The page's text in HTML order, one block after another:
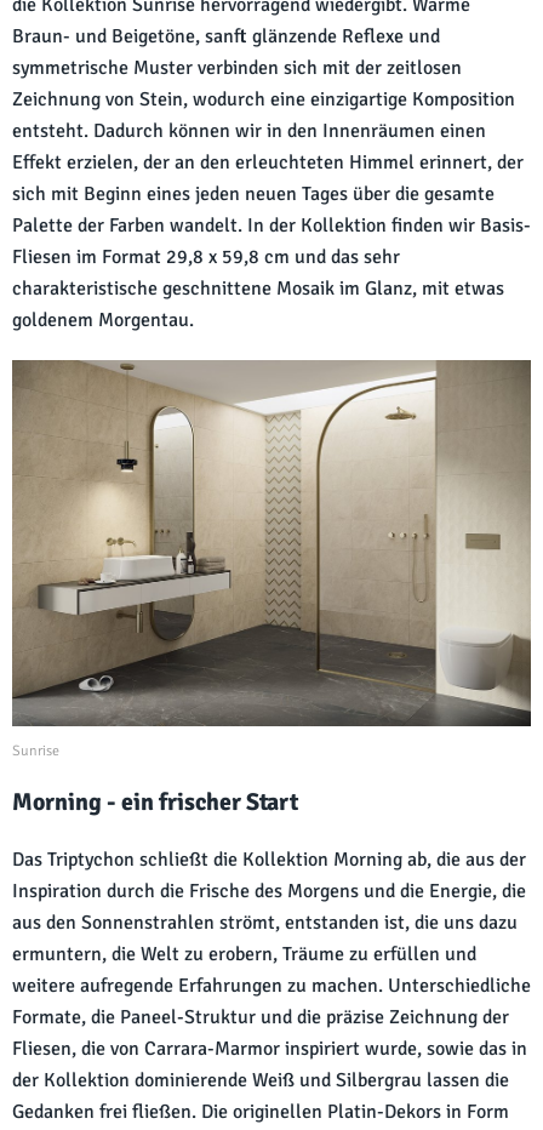
Braun- und Beigetöne, sanft glänzende Reflexe und
symmetrische Muster verbinden sich mit der zeitlosen
Zeichnung von Stein, wodurch eine einzigartige Komposition
entsteht. Dadurch können wir in den Innenräumen einen
Effekt erzielen, der an den erleuchteten Himmel erinnert, der
sich mit Beginn eines jeden neuen Tages über die gesamte
Palette der Farben wandelt. In der Kollektion finden wir Basis-
Fliesen im Format 29,8 x 59,8 cm und das sehr
charakteristische geschnittene Mosaik im Glanz, mit etwas
goldenem Morgentau.
Sunrise
Morning - ein frischer Start
Das Triptychon schließt die Kollektion Morning ab, die aus der
Inspiration durch die Frische des Morgens und die Energie, die
aus den Sonnenstrahlen strömt, entstanden ist, die uns dazu
ermuntern, die Welt zu erobern, Träume zu erfüllen und
weitere aufregende Erfahrungen zu machen. Unterschiedliche
Formate, die Paneel-Struktur und die präzise Zeichnung der
Fliesen, die von Carrara-Marmor inspiriert wurde, sowie das in
der Kollektion dominierende Weiß und Silbergrau lassen die
Gedanken frei fließen. Die originellen Platin-Dekors in Form